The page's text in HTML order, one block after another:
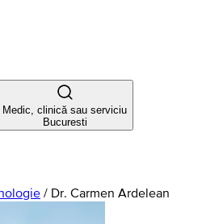
Medic, clinică sau serviciu
Bucuresti
/ Dr. Carmen Ardelean